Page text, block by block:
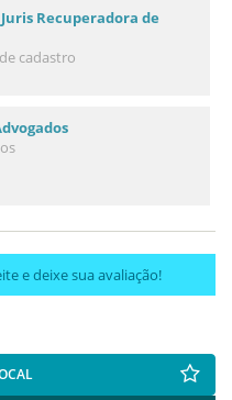
Recuperadora de
cadastro
e deixe sua avaliação!